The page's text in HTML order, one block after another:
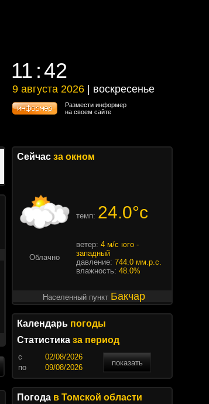
11 42
11 42
9 августа 2026 | воскресенье
9 августа 2026 | воскресенье
Размести информер
на своем сайте
Сейчас за окном
темп: 24.0°c
Облачно
ветер: 4 м/с юго -
западный
давление: 744.0 мм.р.с.
влажность: 48.0%
Населенный пункт Бакчар
Календарь погоды
Статистика за период
c
показать
по
Погода в Томской области